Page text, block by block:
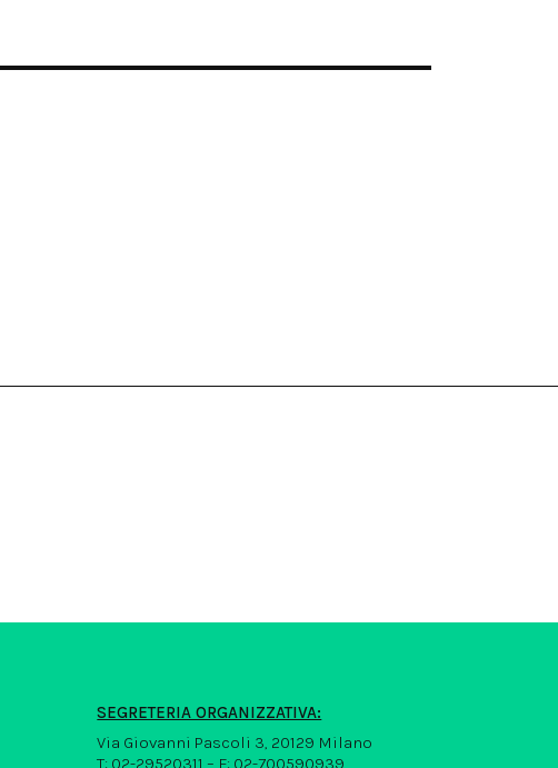
SEGRETERIA ORGANIZZATIVA:
Via Giovanni Pascoli 3, 20129 Milano
T: 02-29520311 – F: 02-700590939